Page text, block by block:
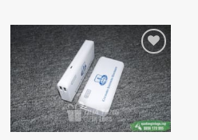
Add to
Wishlist